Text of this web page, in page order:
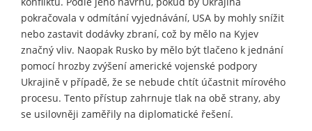
pokračovala v odmítání vyjednávání, USA by mohly snížit
nebo zastavit dodávky zbraní, což by mělo na Kyjev
značný vliv. Naopak Rusko by mělo být tlačeno k jednání
pomocí hrozby zvýšení americké vojenské podpory
Ukrajině v případě, že se nebude chtít účastnit mírového
procesu. Tento přístup zahrnuje tlak na obě strany, aby
se usilovněji zaměřily na diplomatické řešení.